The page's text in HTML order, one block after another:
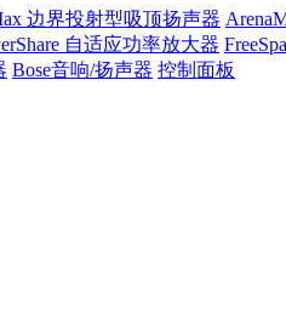
边界投射型吸顶扬声器
自适应功率放大器
Bose音响/扬声器 控制面板